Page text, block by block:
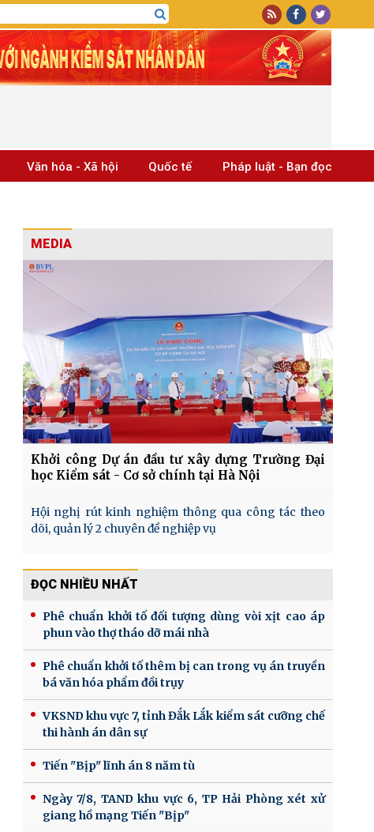
Văn hóa - Xã hội Quốc tế Pháp luật - Bạn đọc
MEDIA
Khởi công Dự án đầu tư xây dựng Trường Đại
học Kiểm sát - Cơ sở chính tại Hà Nội
Hội nghị rút kinh nghiệm thông qua công tác theo
dõi, quản lý 2 chuyên đề nghiệp vụ
ĐỌC NHIỀU NHẤT
Phê chuẩn khởi tố đối tượng dùng vòi xịt cao áp
phun vào thợ tháo dỡ mái nhà
Phê chuẩn khởi tố thêm bị can trong vụ án truyền
bá văn hóa phẩm đồi trụy
VKSND khu vực 7, tỉnh Đắk Lắk kiểm sát cưỡng chế
thi hành án dân sự
Tiến "Bịp" lĩnh án 8 năm tù
Ngày 7/8, TAND khu vực 6, TP Hải Phòng xét xử
giang hồ mạng Tiến "Bịp"